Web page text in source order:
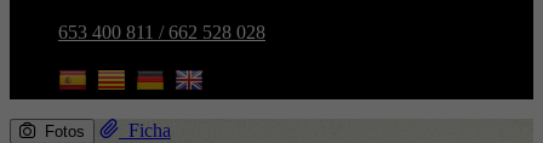
653 400 811 / 662 528 028
Fotos
Ficha